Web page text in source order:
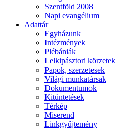
Szentföld 2008
Napi evangélium
Adattár
Egyházunk
Intézmények
Plébániák
Lelkipásztori körzetek
Papok, szerzetesek
Világi munkatársak
Dokumentumok
Kitüntetések
Térkép
Miserend
Linkgyűjtemény